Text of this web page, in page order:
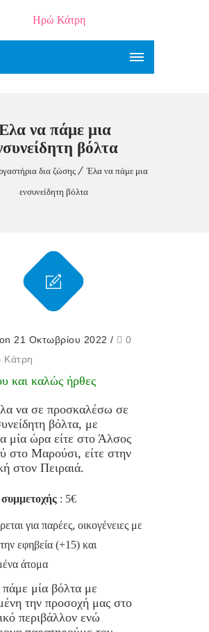
να πάμε μια
βόλτα
δια ζώσης
Έλα να πάμε μια
ενσυνείδητη βόλτα
21 Οκτωβρίου 2022 /
0
και καλώς ήρθες
να σε προσκαλέσω σε
βόλτα, με
μία ώρα είτε στο Άλσος
στο Μαρούσι, είτε στην
στον Πειραιά.
: 5€
για παρέες, οικογένειες με
εφηβεία (+15) και
άτομα
μία βόλτα με
την προσοχή μας στο
περιβάλλον ενώ